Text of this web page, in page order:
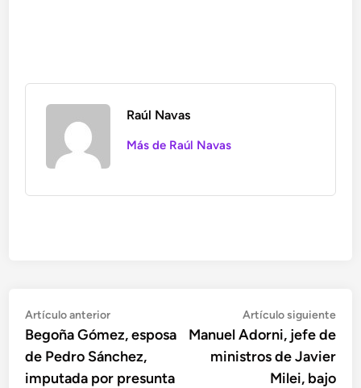
Raúl Navas
Más de Raúl Navas
Navegación
de
entradas
Artículo anteriorArtículo
anterior:
Begoña Gómez, esposa
de Pedro Sánchez,
imputada por presunta
Artículo siguiente
Manuel Adorni, jefe de
ministros de Javier
Milei, bajo